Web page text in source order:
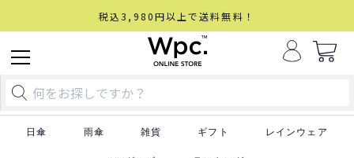
税込3,980円以上で送料無料！
日傘 雨傘 雑貨 ギフト レインウェア